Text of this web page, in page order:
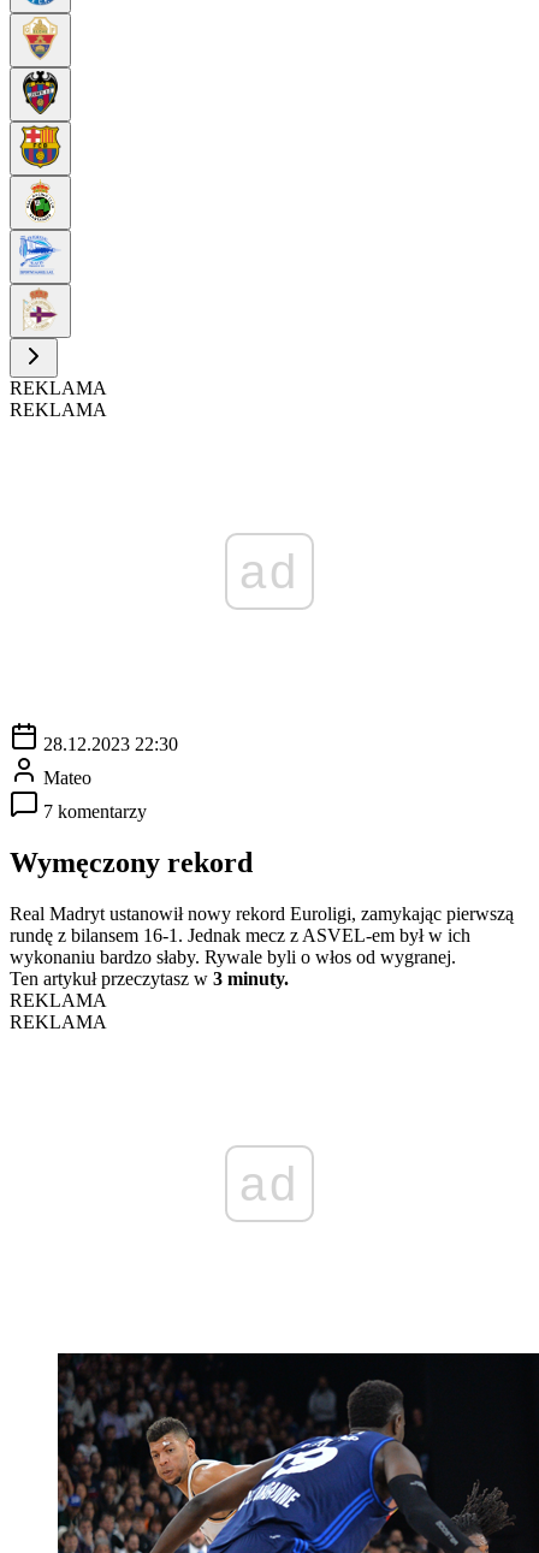
REKLAMA
REKLAMA
ad
28.12.2023 22:30
Mateo
7 komentarzy
Wymęczony rekord
Real Madryt ustanowił nowy rekord Euroligi, zamykając pierwszą
rundę z bilansem 16-1. Jednak mecz z ASVEL-em był w ich
wykonaniu bardzo słaby. Rywale byli o włos od wygranej.
Ten artykuł przeczytasz w 3 minuty.
REKLAMA
REKLAMA
ad